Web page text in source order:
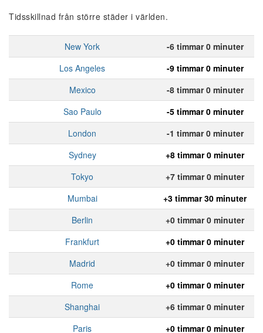
Tidsskillnad från större städer i världen.
New York
-6 timmar 0 minuter
Los Angeles
-9 timmar 0 minuter
Mexico
-8 timmar 0 minuter
Sao Paulo
-5 timmar 0 minuter
London
-1 timmar 0 minuter
Sydney
+8 timmar 0 minuter
Tokyo
+7 timmar 0 minuter
Mumbai
+3 timmar 30 minuter
Berlin
+0 timmar 0 minuter
Frankfurt
+0 timmar 0 minuter
Madrid
+0 timmar 0 minuter
Rome
+0 timmar 0 minuter
Shanghai
+6 timmar 0 minuter
Paris
+0 timmar 0 minuter